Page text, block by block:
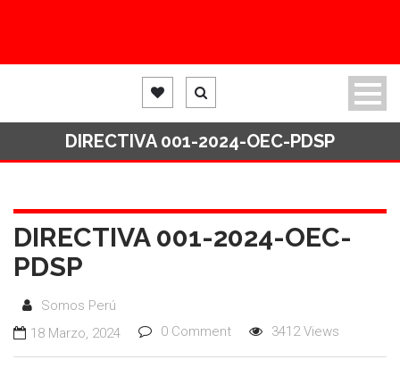
DIRECTIVA 001-2024-OEC-PDSP
DIRECTIVA 001-2024-OEC-
PDSP
Somos Perú
18 Marzo, 2024
0 Comment 3412 Views